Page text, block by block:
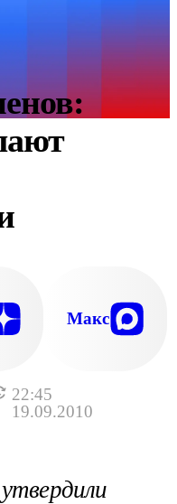
22:45
19.09.2010
Макс